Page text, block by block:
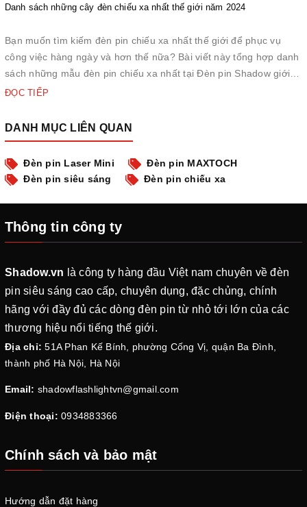
Danh sách những cây đèn chiếu xa nhất thế giới năm 2024
Bạn muốn tìm kiếm đèn pin chiếu xa nhất thế giới để phục vụ
công việc hàng ngày và hơn thế nữa? Bài viết này tổng hợp danh
sách những mẫu đèn pin chiếu xa nhất tại Đèn pin Shadow giới
thiệu đến các bạn. Các loại đèn pin này có sự đa dạng về mẫu
ĐỌC TIẾP
DANH MỤC LIÊN QUAN
Đèn pin Laser Mini
Đèn pin MAXTOCH
Đèn pin siêu sáng
Đèn pin chiếu xa
Thông tin công ty
Shadow.vn là công ty hàng đầu Việt nam chuyên về đèn
pin siêu sáng cao cấp, chuyên dụng, đặc chủng, chính
hãng với đầy đủ các dòng đèn pin từ nhỏ tới lớn của các
thương hiệu nổi tiếng thế giới.
Địa chỉ: 51A Phan Kế Bính, phường Cống Vị, quận Ba Đình,
thành phố Hà Nội, Hà Nội
Email: shadowflashlightvn@gmail.com
Điện thoại: 0934883366
Chính sách và bảo mật
Hướng dẫn đặt hàng